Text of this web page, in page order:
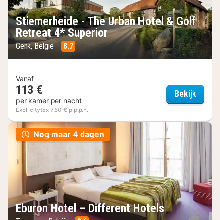
Stiemerheide - The Urban Hotel & Golf
Retreat 4* Superior
Genk, België 8.7
Vanaf
113 €
per kamer per nacht
Excl. citytax 7,50 € p.p.p.n.
Bekijk
Nog maar 4 dagen
Eburon Hotel – Different Hotels